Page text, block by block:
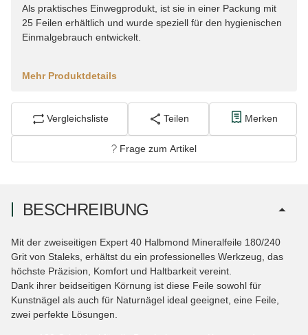
Als praktisches Einwegprodukt, ist sie in einer Packung mit
25 Feilen erhältlich und wurde speziell für den hygienischen
Einmalgebrauch entwickelt.
Mehr Produktdetails
Vergleichsliste Teilen Merken
Frage zum Artikel
BESCHREIBUNG
Mit der zweiseitigen Expert 40 Halbmond Mineralfeile 180/240
Grit von Staleks, erhältst du ein professionelles Werkzeug, das
höchste Präzision, Komfort und Haltbarkeit vereint.
Dank ihrer beidseitigen Körnung ist diese Feile sowohl für
Kunstnägel als auch für Naturnägel ideal geeignet, eine Feile,
zwei perfekte Lösungen.